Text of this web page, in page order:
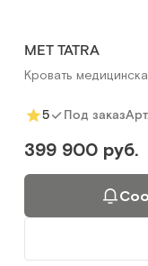
MET TATRA
Кровать
5 Под заказ
399 900 руб.